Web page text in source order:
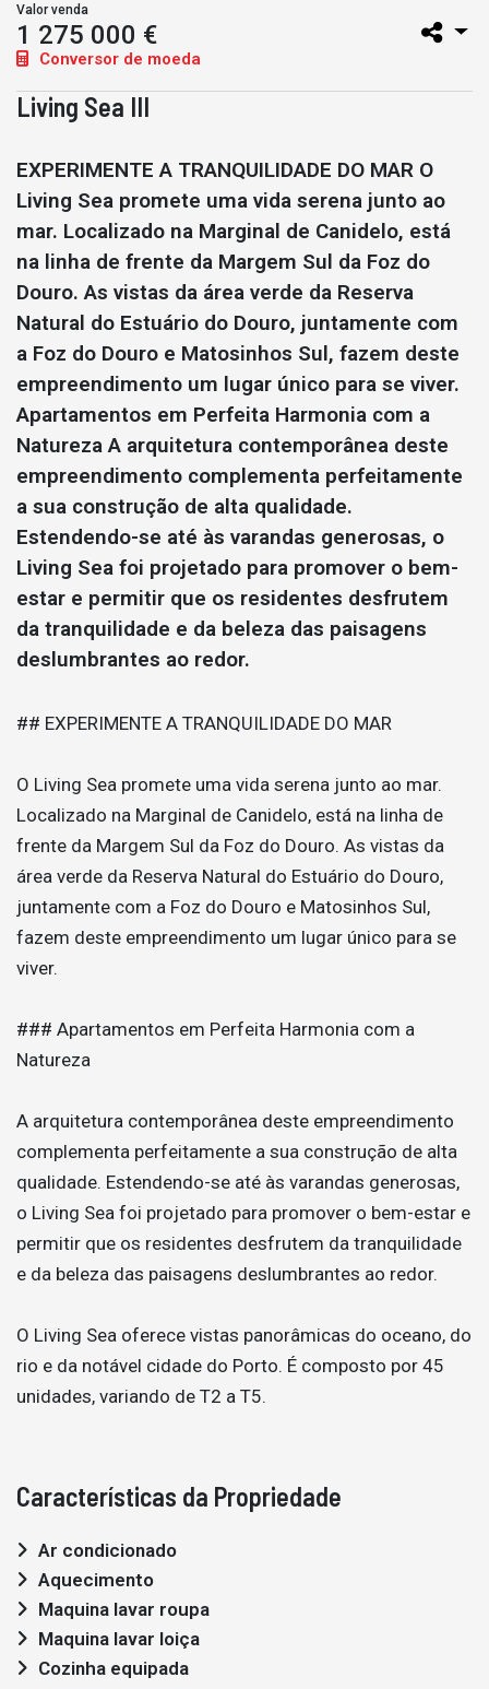
Valor venda
1 275 000 €
Conversor de moeda
Living Sea III
EXPERIMENTE A TRANQUILIDADE DO MAR O
Living Sea promete uma vida serena junto ao
mar. Localizado na Marginal de Canidelo, está
na linha de frente da Margem Sul da Foz do
Douro. As vistas da área verde da Reserva
Natural do Estuário do Douro, juntamente com
a Foz do Douro e Matosinhos Sul, fazem deste
empreendimento um lugar único para se viver.
Apartamentos em Perfeita Harmonia com a
Natureza A arquitetura contemporânea deste
empreendimento complementa perfeitamente
a sua construção de alta qualidade.
Estendendo-se até às varandas generosas, o
Living Sea foi projetado para promover o bem-
estar e permitir que os residentes desfrutem
da tranquilidade e da beleza das paisagens
deslumbrantes ao redor.
## EXPERIMENTE A TRANQUILIDADE DO MAR
O Living Sea promete uma vida serena junto ao mar.
Localizado na Marginal de Canidelo, está na linha de
frente da Margem Sul da Foz do Douro. As vistas da
área verde da Reserva Natural do Estuário do Douro,
juntamente com a Foz do Douro e Matosinhos Sul,
fazem deste empreendimento um lugar único para se
viver.
### Apartamentos em Perfeita Harmonia com a
Natureza
A arquitetura contemporânea deste empreendimento
complementa perfeitamente a sua construção de alta
qualidade. Estendendo-se até às varandas generosas,
o Living Sea foi projetado para promover o bem-estar e
permitir que os residentes desfrutem da tranquilidade
e da beleza das paisagens deslumbrantes ao redor.
O Living Sea oferece vistas panorâmicas do oceano, do
rio e da notável cidade do Porto. É composto por 45
unidades, variando de T2 a T5.
Características da Propriedade
Ar condicionado
Aquecimento
Maquina lavar roupa
Maquina lavar loiça
Cozinha equipada